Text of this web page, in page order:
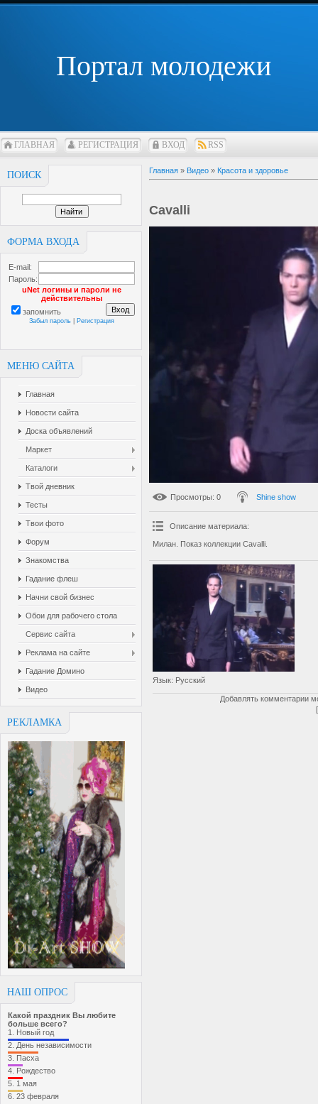
Портал молодежи
ГЛАВНАЯ РЕГИСТРАЦИЯ ВХОД RSS
ПОИСК
ФОРМА ВХОДА
E-mail:
Пароль:
uNet логины и пароли не
действительны
запомнить
Забыл пароль Регистрация
МЕНЮ САЙТА
Главная
Новости сайта
Доска объявлений
Маркет
Каталоги
Твой дневник
Тесты
Твои фото
Форум
Знакомства
Гадание флеш
Начни свой бизнес
Обои для рабочего стола
Сервис сайта
Реклама на сайте
Гадание Домино
Видео
РЕКЛАМКА
НАШ ОПРОС
Какой праздник Вы любите
больше всего?
1. Новый год
2. День независимости
3. Пасха
4. Рождество
5. 1 мая
6. 23 февраля
Главная » Видео » Красота и здоровье
Cavalli
Просмотры: 0 Shine show
Описание материала:
Милан. Показ коллекции Cavalli.
Язык: Русский
Добавлять комментарии